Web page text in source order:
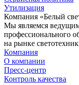
Утилизация
Компания «Белый
Мы являемся
профессионального
на рынке
Компания
О компании
Пресс-центр
Контроль качества